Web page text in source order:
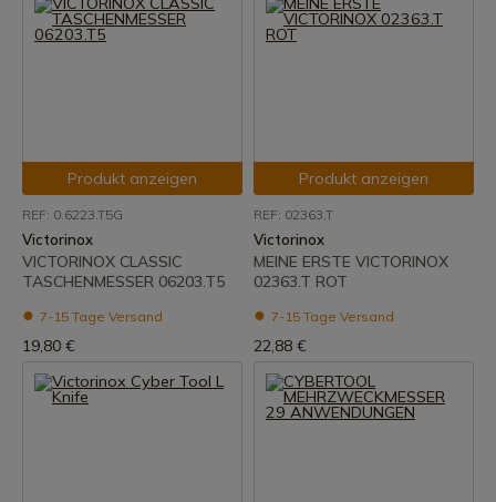
Produkt anzeigen
REF: 0.6223.T5G
Victorinox
VICTORINOX CLASSIC
TASCHENMESSER 06203.T5
7-15 Tage Versand
19,80 €
Produkt anzeigen
REF: 02363.T
Victorinox
MEINE ERSTE VICTORINOX
02363.T ROT
7-15 Tage Versand
22,88 €